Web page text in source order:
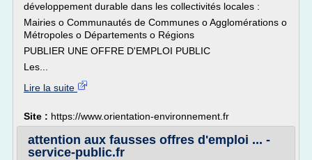
développement durable dans les collectivités locales :
Mairies o Communautés de Communes o Agglomérations o
Métropoles o Départements o Régions
PUBLIER UNE OFFRE D'EMPLOI PUBLIC
Les...
Lire la suite
Site : https://www.orientation-environnement.fr
attention aux fausses offres d'emploi ... -
service-public.fr